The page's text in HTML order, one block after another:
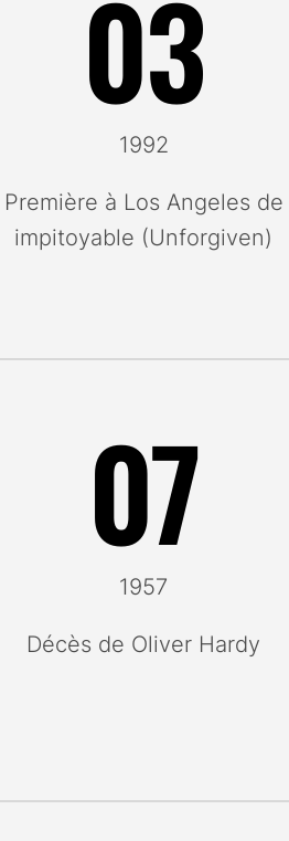
Octobre
03
1992
Première à Los Angeles de
impitoyable (Unforgiven)
07
1957
Décès de Oliver Hardy